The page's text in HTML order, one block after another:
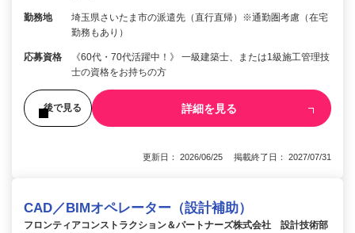
勤務地
埼玉県さいたま市の派遣先（直行直帰）※通勤圏考慮（在宅
勤務もあり）
応募資格
《60代・70代活躍中！》 一級建築士、または1級施工管理技
士の資格をお持ちの方
後で見る 詳細を見る
更新日： 2026/06/25 掲載終了日： 2027/07/31
CAD／BIMオペレーター（設計補助）
フロンティアコンストラクション＆パートナーズ株式会社 設計技術部